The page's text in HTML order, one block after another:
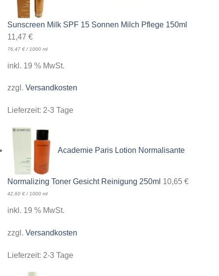
Sunscreen Milk SPF 15 Sonnen Milch Pflege 150ml
11,47 €
76,47 € / 1000 ml
inkl. 19 % MwSt.
zzgl. Versandkosten
Lieferzeit: 2-3 Tage
Academie Paris Lotion Normalisante
Normalizing Toner Gesicht Reinigung 250ml 10,65 €
42,60 € / 1000 ml
inkl. 19 % MwSt.
zzgl. Versandkosten
Lieferzeit: 2-3 Tage